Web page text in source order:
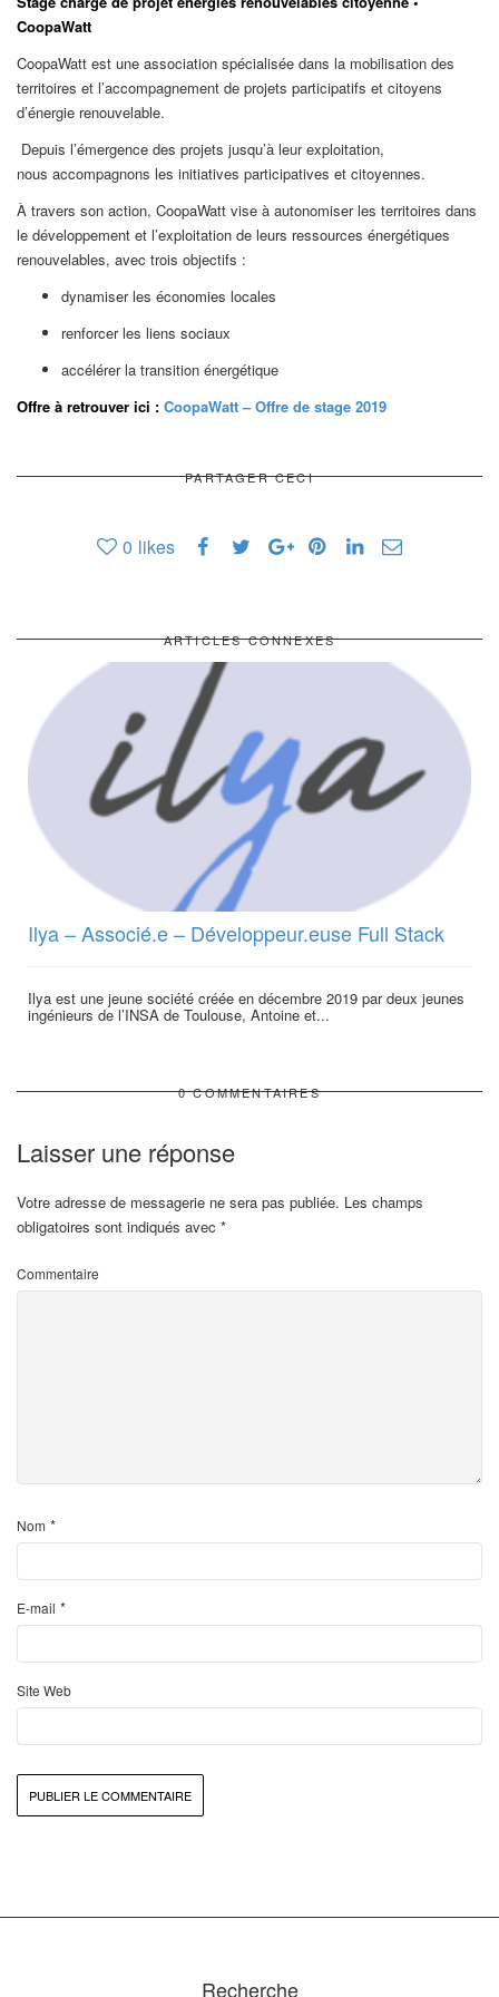
CoopaWatt
CoopaWatt est une association spécialisée dans la mobilisation des
territoires et l’accompagnement de projets participatifs et citoyens
d’énergie renouvelable.
Depuis l’émergence des projets jusqu’à leur exploitation,
nous accompagnons les initiatives participatives et citoyennes.
À travers son action, CoopaWatt vise à autonomiser les territoires dans
le développement et l’exploitation de leurs ressources énergétiques
renouvelables, avec trois objectifs :
dynamiser les économies locales
renforcer les liens sociaux
accélérer la transition énergétique
Offre à retrouver ici : CoopaWatt – Offre de stage 2019
PARTAGER CECI
0 likes
ARTICLES CONNEXES
Ilya – Associé.e – Développeur.euse Full Stack
Ilya est une jeune société créée en décembre 2019 par deux jeunes
ingénieurs de l’INSA de Toulouse, Antoine et...
0 COMMENTAIRES
Laisser une réponse
Votre adresse de messagerie ne sera pas publiée. Les champs
obligatoires sont indiqués avec *
Commentaire
Nom *
E-mail *
Site Web
Recherche